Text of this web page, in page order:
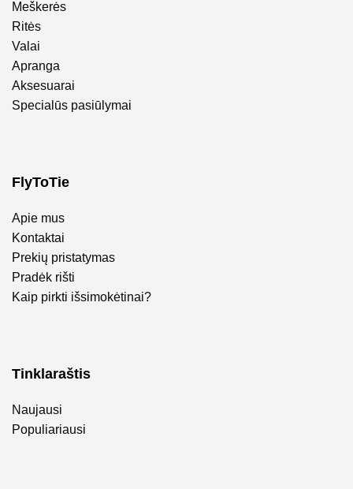
Meškerės
Ritės
Valai
Apranga
Aksesuarai
Specialūs pasiūlymai
FlyToTie
Apie mus
Kontaktai
Prekių pristatymas
Pradėk rišti
Kaip pirkti išsimokėtinai?
Tinklaraštis
Naujausi
Populiariausi